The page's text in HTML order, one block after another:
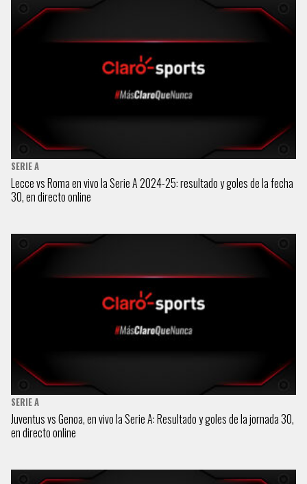
SERIE A
Lecce vs Roma en vivo la Serie A 2024-25: resultado y goles de la fecha
30, en directo online
SERIE A
Juventus vs Genoa, en vivo la Serie A: Resultado y goles de la jornada 30,
en directo online